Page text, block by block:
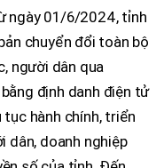
ngày 01/6/2024, tỉnh
chuyển đổi toàn bộ
người dân qua
định danh điện tử
hành chính, triển
dân, doanh nghiệp